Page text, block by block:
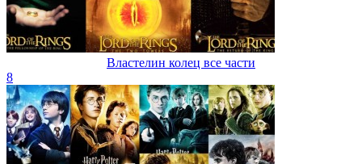
Властелин колец все части
8